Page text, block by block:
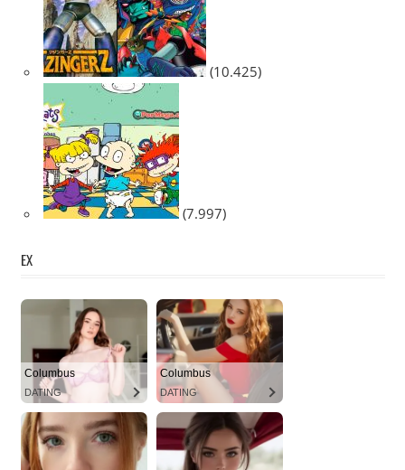
(10.425)
(7.997)
EX